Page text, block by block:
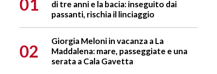
di tre anni e la bacia: inseguito dai
passanti, rischia il linciaggio
02
Giorgia Meloni in vacanza a La
Maddalena: mare, passeggiate e una
serata a Cala Gavetta